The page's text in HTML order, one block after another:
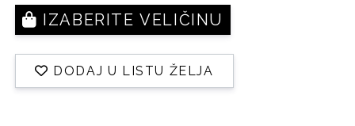
IZABERITE VELIČINU
DODAJ U LISTU ŽELJA